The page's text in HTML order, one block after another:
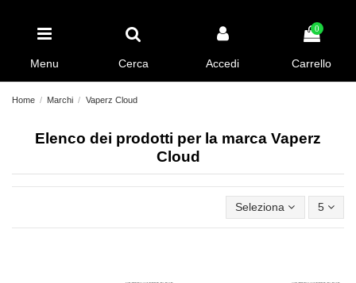
Menu Cerca Accedi
0
Carrello
Home Marchi Vaperz Cloud
Elenco dei prodotti per la marca Vaperz
Cloud
Seleziona 5